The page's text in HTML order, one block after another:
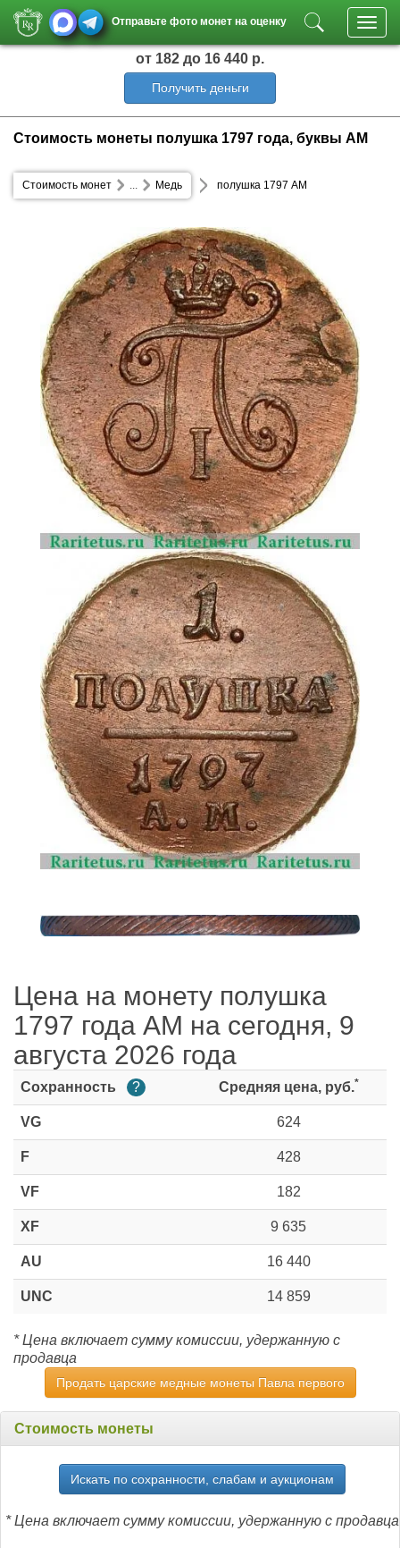
Отправьте фото монет на оценку
от 182 до 16 440 р.
Получить деньги
Стоимость монеты полушка 1797 года, буквы АМ
Стоимость монет Медь
... полушка 1797 АМ
Цена на монету полушка
1797 года АМ на сегодня, 9
августа 2026 года
Сохранность ? Средняя цена, руб.*
VG 624
F 428
VF 182
XF 9 635
AU 16 440
UNC 14 859
* Цена включает сумму комиссии, удержанную с
продавца
Продать царские медные монеты Павла первого
Стоимость монеты
Искать по сохранности, слабам и аукционам
* Цена включает сумму комиссии, удержанную с продавца